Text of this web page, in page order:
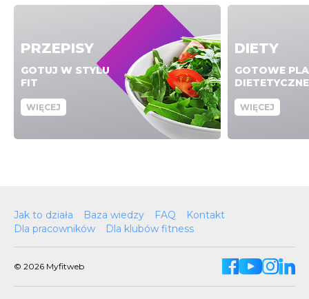
PRZEPISY
GOTUJ W STYLU
FIT
WIĘCEJ
DIETY
GOTOWE
DIETETYCZNE
WIĘCEJ
Jak to działa Baza wiedzy FAQ
Kontakt
Dla pracowników
Dla klubów fitness
© 2026 Myfitweb